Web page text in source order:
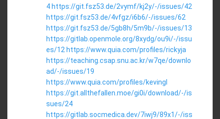
4 https://git.fsz53.de/2vymf/kj2y/-/issues/42
https://git.fsz53.de/4vfgz/i6b6/-/issues/62
https://git.fsz53.de/5gb8h/5m9b/-/issues/13
https://gitlab.openmole.org/8xydg/ou9i/-/issu
es/12 https://www.quia.com/profiles/rickyja
https://teaching.csap.snu.ac.kr/w7qe/downlo
ad/-/issues/19
https://www.quia.com/profiles/kevingl
https://git.allthefallen.moe/gi0i/download/-/is
sues/24
https://gitlab.socmedica.dev/7iwj9/89x1/-/iss